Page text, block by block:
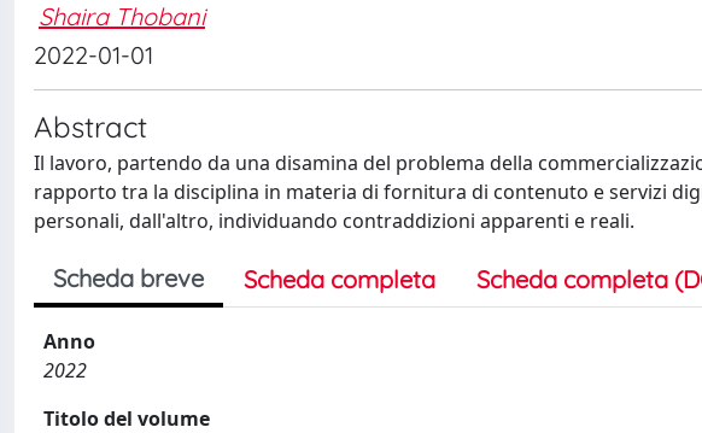
Shaira Thobani
2022-01-01
Abstract
Il lavoro, partendo da una disamina del problema della
rapporto tra la disciplina in materia di fornitura di contenuto e servizi
personali, dall'altro, individuando contraddizioni apparenti e reali.
Scheda breve Scheda completa Scheda completa
Anno
2022
Titolo del volume